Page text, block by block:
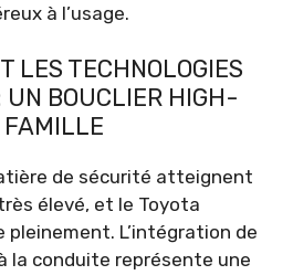
à l’usage.
LES TECHNOLOGIES
UN BOUCLIER HIGH-
FAMILLE
de sécurité atteignent
élevé, et le Toyota
pleinement. L’intégration de
la conduite représente une